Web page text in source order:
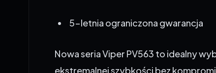
ekstremalnej szybkości bez